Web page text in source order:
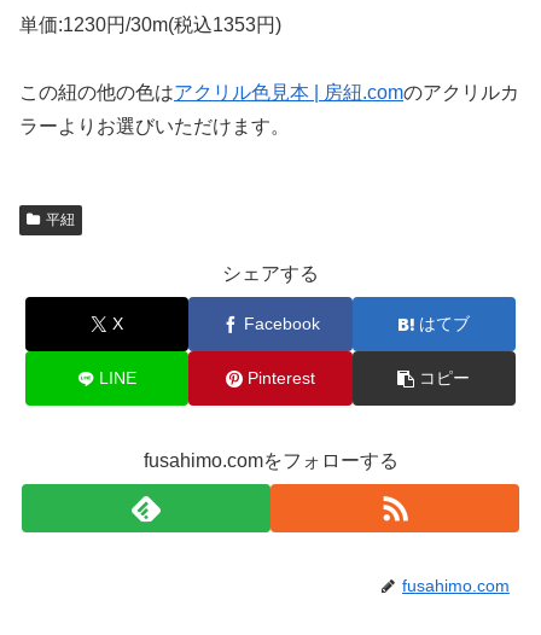
単価:1230円/30m(税込1353円)
この紐の他の色はアクリル色見本 | 房紐.comのアクリルカ
ラーよりお選びいただけます。
平紐
シェアする
X Facebook はてブ
LINE Pinterest コピー
fusahimo.comをフォローする
fusahimo.com